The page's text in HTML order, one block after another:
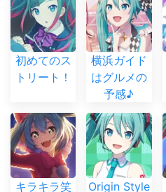
初めてのス
トリート！
横浜ガイド
はグルメの
予感♪
キラキラ笑
Origin Style